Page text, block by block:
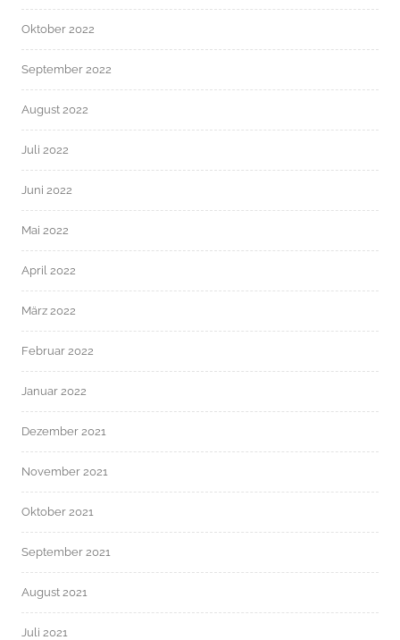
Oktober 2022
September 2022
August 2022
Juli 2022
Juni 2022
Mai 2022
April 2022
März 2022
Februar 2022
Januar 2022
Dezember 2021
November 2021
Oktober 2021
September 2021
August 2021
Juli 2021